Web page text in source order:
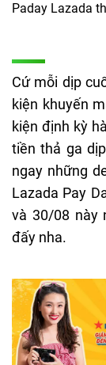
Cứ mỗi dịp
kiện khuyến
kiện định kỳ
tiền thả ga
ngay những
Lazada Pay
và 30/08 này
đấy nha.
Paday Lazada